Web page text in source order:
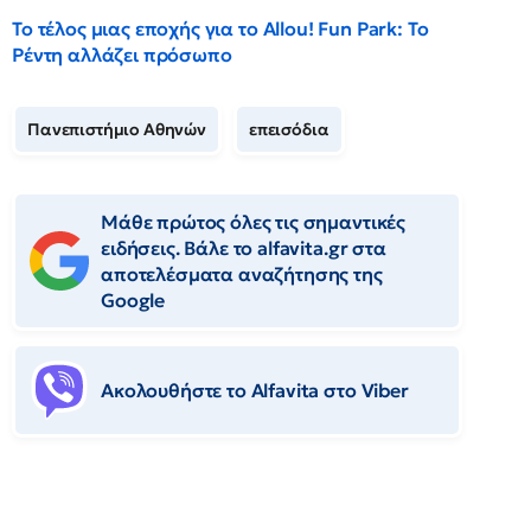
Το τέλος μιας εποχής για το Allou! Fun Park: Το
Ρέντη αλλάζει πρόσωπο
Πανεπιστήμιο Αθηνών επεισόδια
Μάθε πρώτος όλες τις σημαντικές
ειδήσεις. Βάλε το alfavita.gr στα
αποτελέσματα αναζήτησης της
Google
Ακολουθήστε το Αlfavita στο Viber